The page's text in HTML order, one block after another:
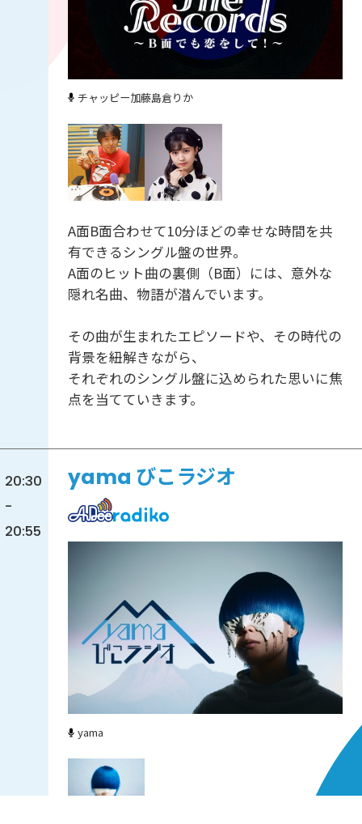
チャッピー加藤島倉りか
A面B面合わせて10分ほどの幸せな時間を共
有できるシングル盤の世界。
A面のヒット曲の裏側（B面）には、意外な
隠れ名曲、物語が潜んでいます。
その曲が生まれたエピソードや、その時代の
背景を紐解きながら、
それぞれのシングル盤に込められた思いに焦
点を当てていきます。
20:30
-
20:55
yama びこラジオ
yama